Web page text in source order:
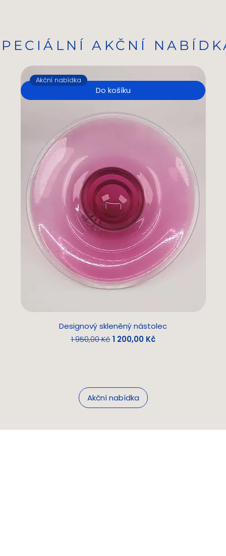
Akční nabídka
Do košíku
Akční nabídka
Designový skleněný nástolec
Běžná cena
1 950,00 Kč Zvýhodněná cena
1 200,00 Kč
AKČNÍ